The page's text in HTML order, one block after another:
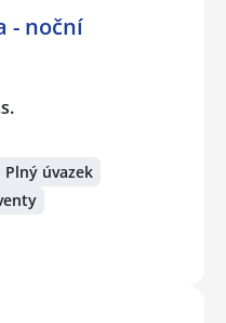
- noční
Plný úvazek